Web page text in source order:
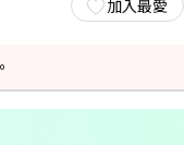
加入最愛